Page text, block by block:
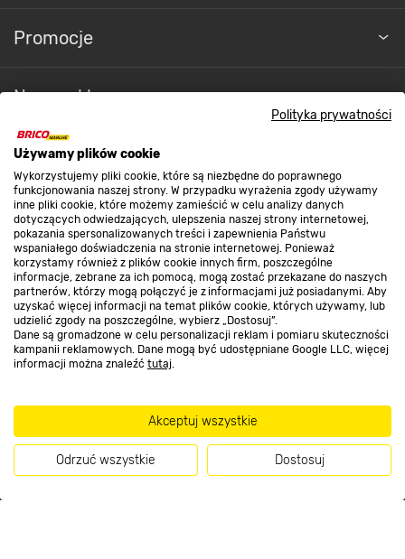
Polityka prywatności
Używamy plików cookie
Wykorzystujemy pliki cookie, które są niezbędne do poprawnego
funkcjonowania naszej strony. W przypadku wyrażenia zgody używamy
inne pliki cookie, które możemy zamieścić w celu analizy danych
dotyczących odwiedzających, ulepszenia naszej strony internetowej,
pokazania spersonalizowanych treści i zapewnienia Państwu
wspaniałego doświadczenia na stronie internetowej. Ponieważ
korzystamy również z plików cookie innych firm, poszczególne
informacje, zebrane za ich pomocą, mogą zostać przekazane do naszych
partnerów, którzy mogą połączyć je z informacjami już posiadanymi. Aby
uzyskać więcej informacji na temat plików cookie, których używamy, lub
udzielić zgody na poszczególne, wybierz „Dostosuj”.
Dane są gromadzone w celu personalizacji reklam i pomiaru skuteczności
kampanii reklamowych. Dane mogą być udostępniane Google LLC, więcej
informacji można znaleźć tutaj.
Akceptuj wszystkie
Odrzuć wszystkie Dostosuj
Promocje
Nasze sklepy
O nas
Kontakt do sklepu
Strefa biznesu
Dołącz do nas
Metody płatności